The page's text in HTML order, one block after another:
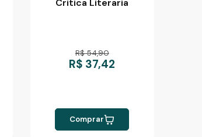
Critica Literaria
R$ 54,90
R$ 37,42
Comprar